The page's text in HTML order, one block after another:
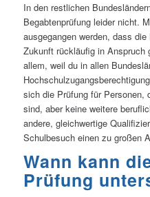
In den restlichen
Begabtenprüfung leider nicht.
ausgegangen werden, dass
Zukunft rückläufig in Anspruch
allem, weil du in allen
sich die Prüfung für Personen,
sind, aber keine weitere
andere, gleichwertige
Schulbesuch einen zu großen
Wann kann
Prüfung